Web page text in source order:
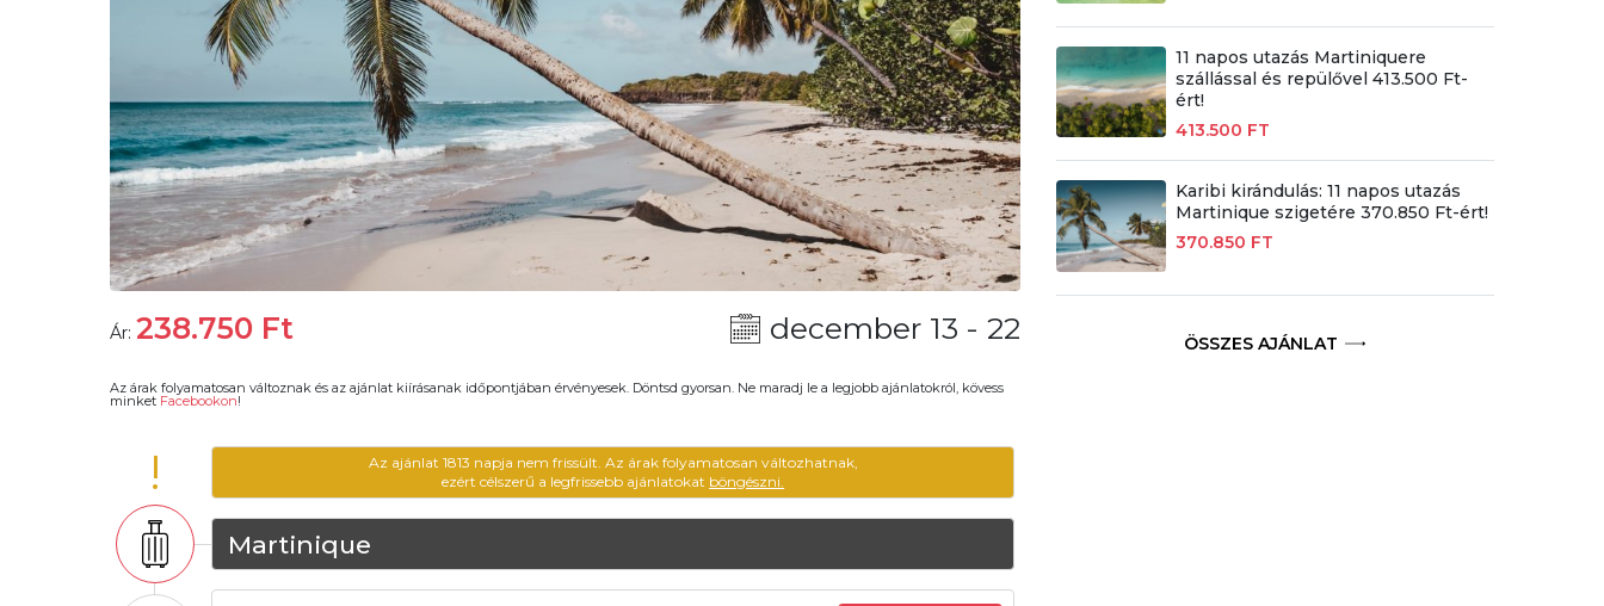
Ár: 238.750 Ft december 13 - 22
Az árak folyamatosan változnak és az ajánlat kiírásanak időpontjában érvényesek. Döntsd gyorsan. Ne maradj le a legjobb ajánlatokról, kövess
minket Facebookon!
!
Az ajánlat 1813 napja nem frissült. Az árak folyamatosan változhatnak,
ezért célszerű a legfrissebb ajánlatokat böngészni.
Martinique
11 napos utazás Martiniquere
szállással és repülővel 413.500 Ft-
ért!
413.500 FT
Karibi kirándulás: 11 napos utazás
Martinique szigetére 370.850 Ft-ért!
370.850 FT
ÖSSZES AJÁNLAT